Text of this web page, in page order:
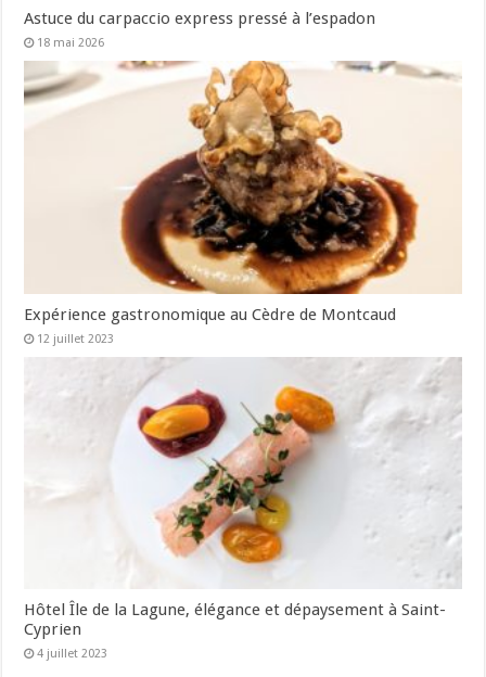
Astuce du carpaccio express pressé à l’espadon
18 mai 2026
Expérience gastronomique au Cèdre de Montcaud
12 juillet 2023
Hôtel Île de la Lagune, élégance et dépaysement à Saint-
Cyprien
4 juillet 2023